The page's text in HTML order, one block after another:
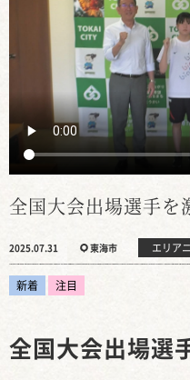
全国大会出場選手を
2025.07.31 東海市 エリア
新着 注目
全国大会出場選